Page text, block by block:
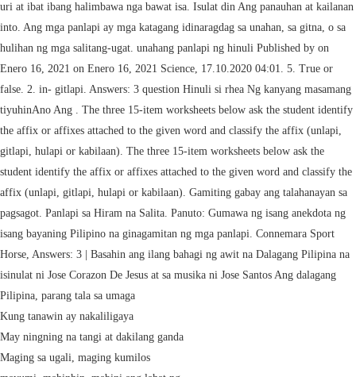
uri at ibat ibang halimbawa nga bawat isa. Isulat din Ang panauhan at kailanan
into. Ang mga panlapi ay mga katagang idinaragdag sa unahan, sa gitna, o sa
hulihan ng mga salitang-ugat. unahang panlapi ng hinuli Published by on
Enero 16, 2021 on Enero 16, 2021 Science, 17.10.2020 04:01. 5. True or
false. 2. in- gitlapi. Answers: 3 question Hinuli si rhea Ng kanyang masamang
tiyuhinAno Ang . The three 15-item worksheets below ask the student identify
the affix or affixes attached to the given word and classify the affix (unlapi,
gitlapi, hulapi or kabilaan). The three 15-item worksheets below ask the
student identify the affix or affixes attached to the given word and classify the
affix (unlapi, gitlapi, hulapi or kabilaan). Gamiting gabay ang talahanayan sa
pagsagot. Panlapi sa Hiram na Salita. Panuto: Gumawa ng isang anekdota ng
isang bayaning Pilipino na ginagamitan ng mga panlapi. Connemara Sport
Horse, Answers: 3 | Basahin ang ilang bahagi ng awit na Dalagang Pilipina na
isinulat ni Jose Corazon De Jesus at sa musika ni Jose Santos Ang dalagang
Pilipina, parang tala sa umaga
Kung tanawin ay nakaliligaya
May ningning na tangi at dakilang ganda
Maging sa ugali, maging kumilos